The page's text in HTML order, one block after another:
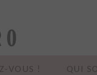
VOUS ! QUI